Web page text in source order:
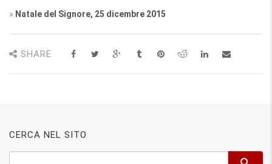
» Natale del Signore, 25 dicembre 2015
SHARE
CERCA NEL SITO